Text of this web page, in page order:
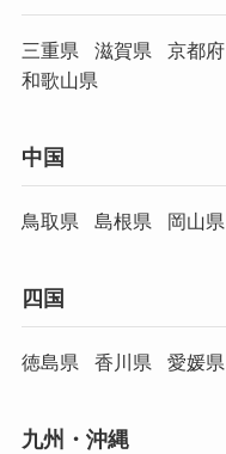
三重県 滋賀県 京都府
和歌山県
中国
鳥取県 島根県 岡山県
四国
徳島県 香川県 愛媛県
九州・沖縄